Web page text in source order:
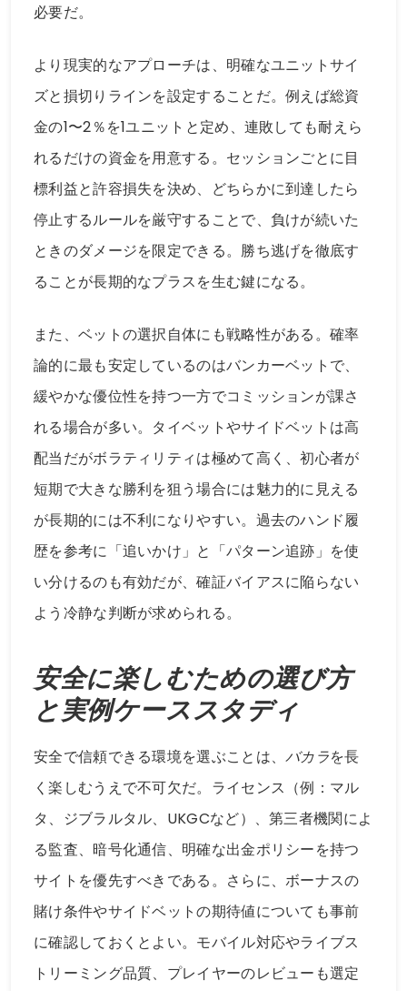
必要だ。
より現実的なアプローチは、明確なユニットサイ
ズと損切りラインを設定することだ。例えば総資
金の1〜2％を1ユニットと定め、連敗しても耐えら
れるだけの資金を用意する。セッションごとに目
標利益と許容損失を決め、どちらかに到達したら
停止するルールを厳守することで、負けが続いた
ときのダメージを限定できる。勝ち逃げを徹底す
ることが長期的なプラスを生む鍵になる。
また、ベットの選択自体にも戦略性がある。確率
論的に最も安定しているのはバンカーベットで、
緩やかな優位性を持つ一方でコミッションが課さ
れる場合が多い。タイベットやサイドベットは高
配当だがボラティリティは極めて高く、初心者が
短期で大きな勝利を狙う場合には魅力的に見える
が長期的には不利になりやすい。過去のハンド履
歴を参考に「追いかけ」と「パターン追跡」を使
い分けるのも有効だが、確証バイアスに陥らない
よう冷静な判断が求められる。
安全に楽しむための選び方
と実例ケーススタディ
安全で信頼できる環境を選ぶことは、バカラを長
く楽しむうえで不可欠だ。ライセンス（例：マル
タ、ジブラルタル、UKGCなど）、第三者機関によ
る監査、暗号化通信、明確な出金ポリシーを持つ
サイトを優先すべきである。さらに、ボーナスの
賭け条件やサイドベットの期待値についても事前
に確認しておくとよい。モバイル対応やライブス
トリーミング品質、プレイヤーのレビューも選定